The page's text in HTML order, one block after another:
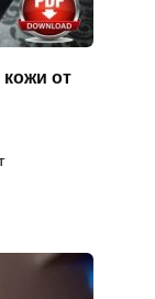
кожи от